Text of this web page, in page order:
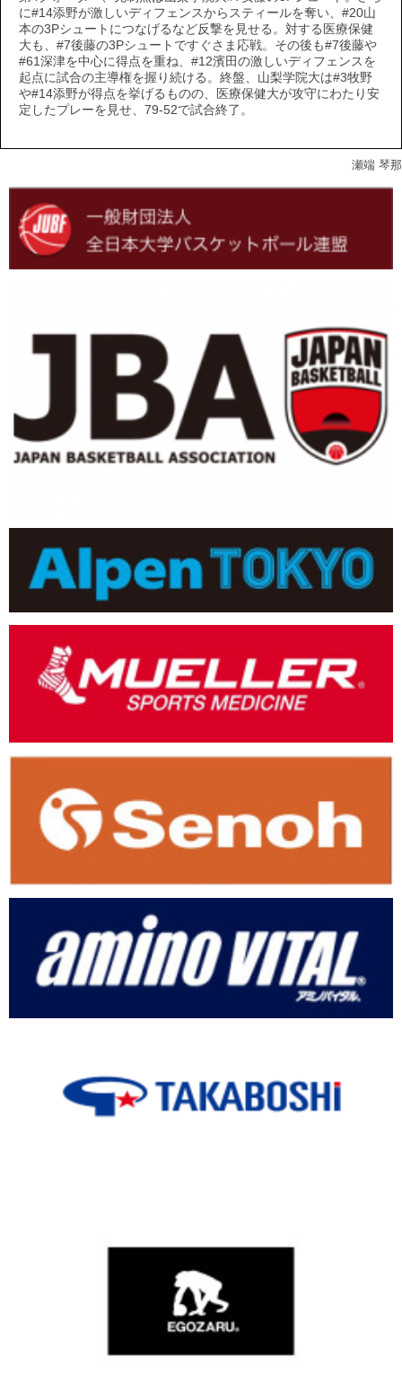
に#14添野が激しいディフェンスからスティールを奪い、#20山
本の3Pシュートにつなげるなど反撃を見せる。対する医療保健
大も、#7後藤の3Pシュートですぐさま応戦。その後も#7後藤や
#61深津を中心に得点を重ね、#12濱田の激しいディフェンスを
起点に試合の主導権を握り続ける。終盤、山梨学院大は#3牧野
や#14添野が得点を挙げるものの、医療保健大が攻守にわたり安
定したプレーを見せ、79-52で試合終了。
瀬端 琴那